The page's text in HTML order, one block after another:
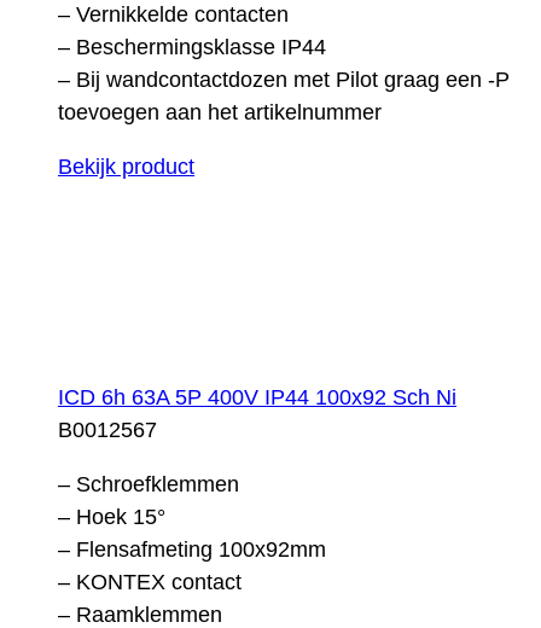
– Vernikkelde contacten
– Beschermingsklasse IP44
– Bij wandcontactdozen met Pilot graag een -P
toevoegen aan het artikelnummer
Bekijk product
ICD 6h 63A 5P 400V IP44 100x92 Sch Ni
B0012567
– Schroefklemmen
– Hoek 15°
– Flensafmeting 100x92mm
– KONTEX contact
– Raamklemmen